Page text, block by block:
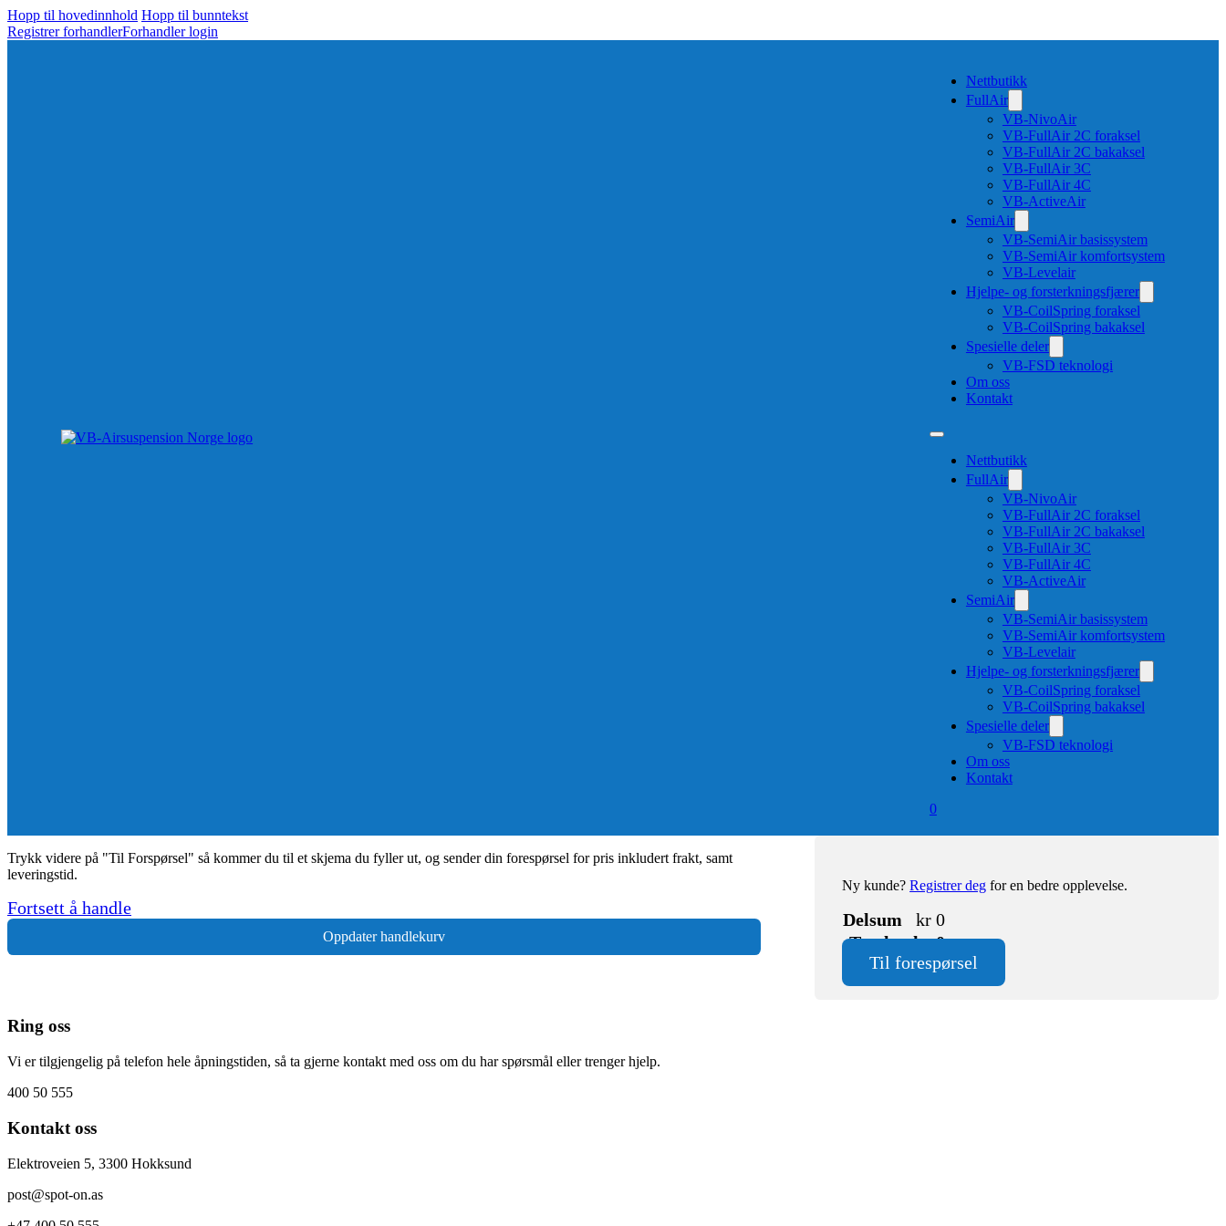
Hopp til hovedinnhold Hopp til bunntekst
Registrer forhandlerForhandler login
Nettbutikk
FullAir
VB-NivoAir
VB-FullAir 2C foraksel
VB-FullAir 2C bakaksel
VB-FullAir 3C
VB-FullAir 4C
VB-ActiveAir
SemiAir
VB-SemiAir basissystem
VB-SemiAir komfortsystem
VB-Levelair
Hjelpe- og forsterkningsfjærer
VB-CoilSpring foraksel
VB-CoilSpring bakaksel
Spesielle deler
VB-FSD teknologi
Om oss
Kontakt
Nettbutikk
FullAir
VB-NivoAir
VB-FullAir 2C foraksel
VB-FullAir 2C bakaksel
VB-FullAir 3C
VB-FullAir 4C
VB-ActiveAir
SemiAir
VB-SemiAir basissystem
VB-SemiAir komfortsystem
VB-Levelair
Hjelpe- og forsterkningsfjærer
VB-CoilSpring foraksel
VB-CoilSpring bakaksel
Spesielle deler
VB-FSD teknologi
Om oss
Kontakt
0
Trykk videre på "Til Forspørsel" så kommer du til et skjema du fyller ut, og sender din forespørsel for pris inkludert frakt, samt
leveringstid.
Fortsett å handle
Oppdater handlekurv
Ny kunde?Registrer deg for en bedre opplevelse.
Delsum kr 0
Totalt
kr0
Til forespørsel
Ring oss
Vi er tilgjengelig på telefon hele åpningstiden, så ta gjerne kontakt med oss om du har spørsmål eller trenger hjelp.
400 50 555
Kontakt oss
Elektroveien 5, 3300 Hokksund
post@spot-on.as